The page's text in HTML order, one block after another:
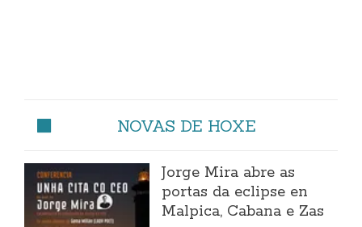
NOVAS DE HOXE
Jorge Mira abre as
portas da eclipse en
Malpica, Cabana e Zas